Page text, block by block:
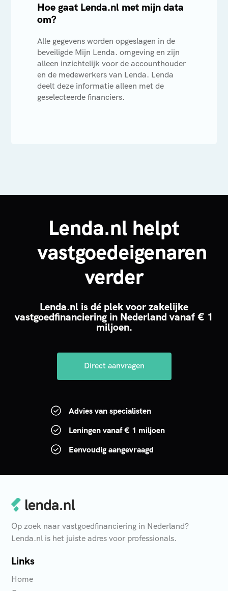
Hoe gaat Lenda.nl met mijn data
om?
Alle gegevens worden opgeslagen in de
beveiligde Mijn Lenda. omgeving en zijn
alleen inzichtelijk voor de accounthouder
en de medewerkers van Lenda. Lenda
deelt deze informatie alleen met de
geselecteerde financiers.
Lenda.nl helpt
vastgoedeigenaren
verder
Lenda.nl is dé plek voor zakelijke
vastgoedfinanciering in Nederland vanaf € 1
miljoen.
Direct aanvragen
Advies van specialisten
Leningen vanaf € 1 miljoen
Eenvoudig aangevraagd
Links
Home
Op zoek naar vastgoedfinanciering in Nederland?
Lenda.nl is het juiste adres voor professionals.